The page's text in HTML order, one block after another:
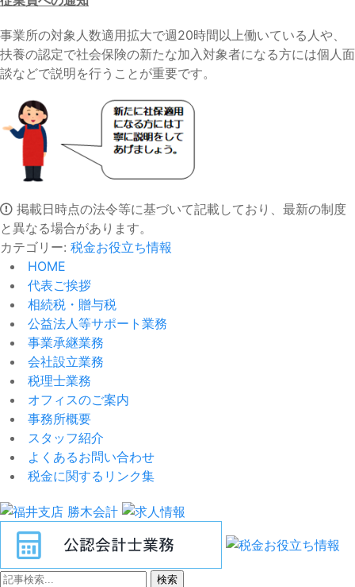
事業所の対象人数適用拡大で週20時間以上働いている人や、
扶養の認定で社会保険の新たな加入対象者になる方には個人面
談などで説明を行うことが重要です。
掲載日時点の法令等に基づいて記載しており、最新の制度
と異なる場合があります。
カテゴリー: 税金お役立ち情報
HOME
代表ご挨拶
相続税・贈与税
公益法人等サポート業務
事業承継業務
会社設立業務
税理士業務
オフィスのご案内
事務所概要
スタッフ紹介
よくあるお問い合わせ
税金に関するリンク集
検索